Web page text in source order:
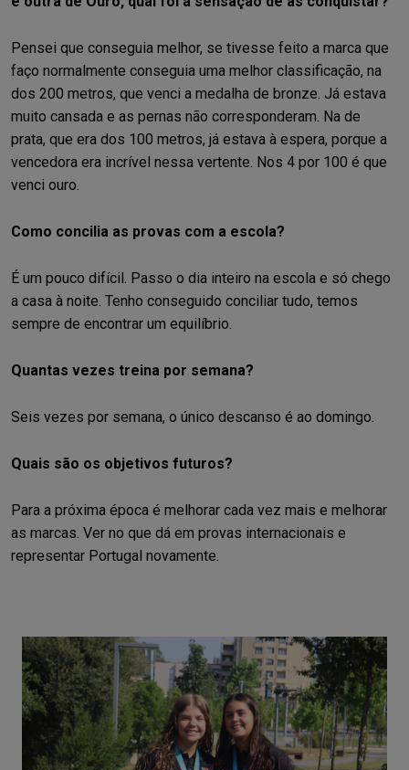
Pensei que conseguia melhor, se tivesse feito a marca que
faço normalmente conseguia uma melhor classificação, na
dos 200 metros, que venci a medalha de bronze. Já estava
muito cansada e as pernas não corresponderam. Na de
prata, que era dos 100 metros, já estava à espera, porque a
vencedora era incrível nessa vertente. Nos 4 por 100 é que
venci ouro.
Como concilia as provas com a escola?
É um pouco difícil. Passo o dia inteiro na escola e só chego
a casa à noite. Tenho conseguido conciliar tudo, temos
sempre de encontrar um equilíbrio.
Quantas vezes treina por semana?
Seis vezes por semana, o único descanso é ao domingo.
Quais são os objetivos futuros?
Para a próxima época é melhorar cada vez mais e melhorar
as marcas. Ver no que dá em provas internacionais e
representar Portugal novamente.